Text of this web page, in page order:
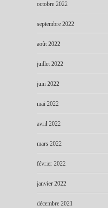
octobre 2022
septembre 2022
août 2022
juillet 2022
juin 2022
mai 2022
avril 2022
mars 2022
février 2022
janvier 2022
décembre 2021